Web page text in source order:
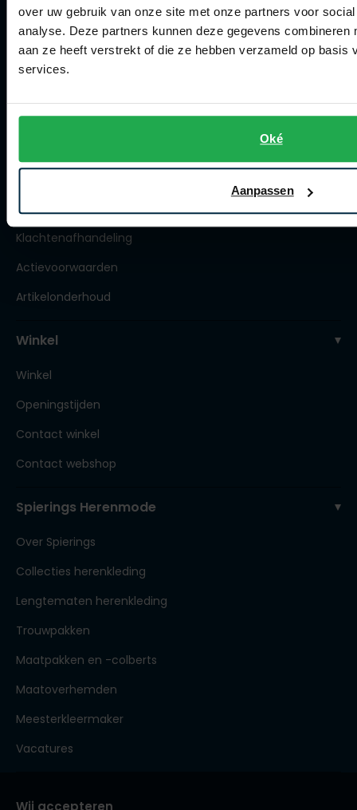
over uw gebruik van onze site met onze partners voor
analyse. Deze partners kunnen deze gegevens combineren
aan ze heeft verstrekt of die ze hebben verzameld op basis
services.
Oké
Aanpassen
Klantenservice
Klantenservice
Bestellen
Retourneren
Klachtenafhandeling
Actievoorwaarden
Artikelonderhoud
Winkel
Winkel
Openingstijden
Contact winkel
Contact webshop
Spierings Herenmode
Over Spierings
Collecties herenkleding
Lengtematen herenkleding
Trouwpakken
Maatpakken en -colberts
Maatoverhemden
Meesterkleermaker
Vacatures
Wij accepteren